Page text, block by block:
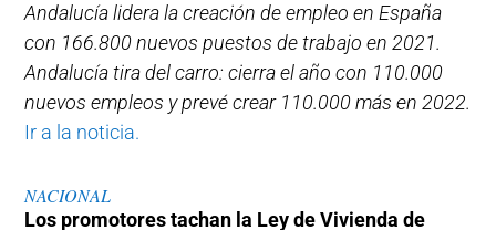
Andalucía lidera la creación de empleo en España
con 166.800 nuevos puestos de trabajo en 2021.
Andalucía tira del carro: cierra el año con 110.000
nuevos empleos y prevé crear 110.000 más en 2022.
Ir a la noticia.
NACIONAL
Los promotores tachan la Ley de Vivienda de